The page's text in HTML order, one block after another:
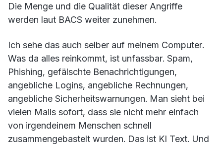
Die Menge und die Qualität dieser Angriffe
werden laut BACS weiter zunehmen.
Ich sehe das auch selber auf meinem Computer.
Was da alles reinkommt, ist unfassbar. Spam,
Phishing, gefälschte Benachrichtigungen,
angebliche Logins, angebliche Rechnungen,
angebliche Sicherheitswarnungen. Man sieht bei
vielen Mails sofort, dass sie nicht mehr einfach
von irgendeinem Menschen schnell
zusammengebastelt wurden. Das ist KI Text. Und